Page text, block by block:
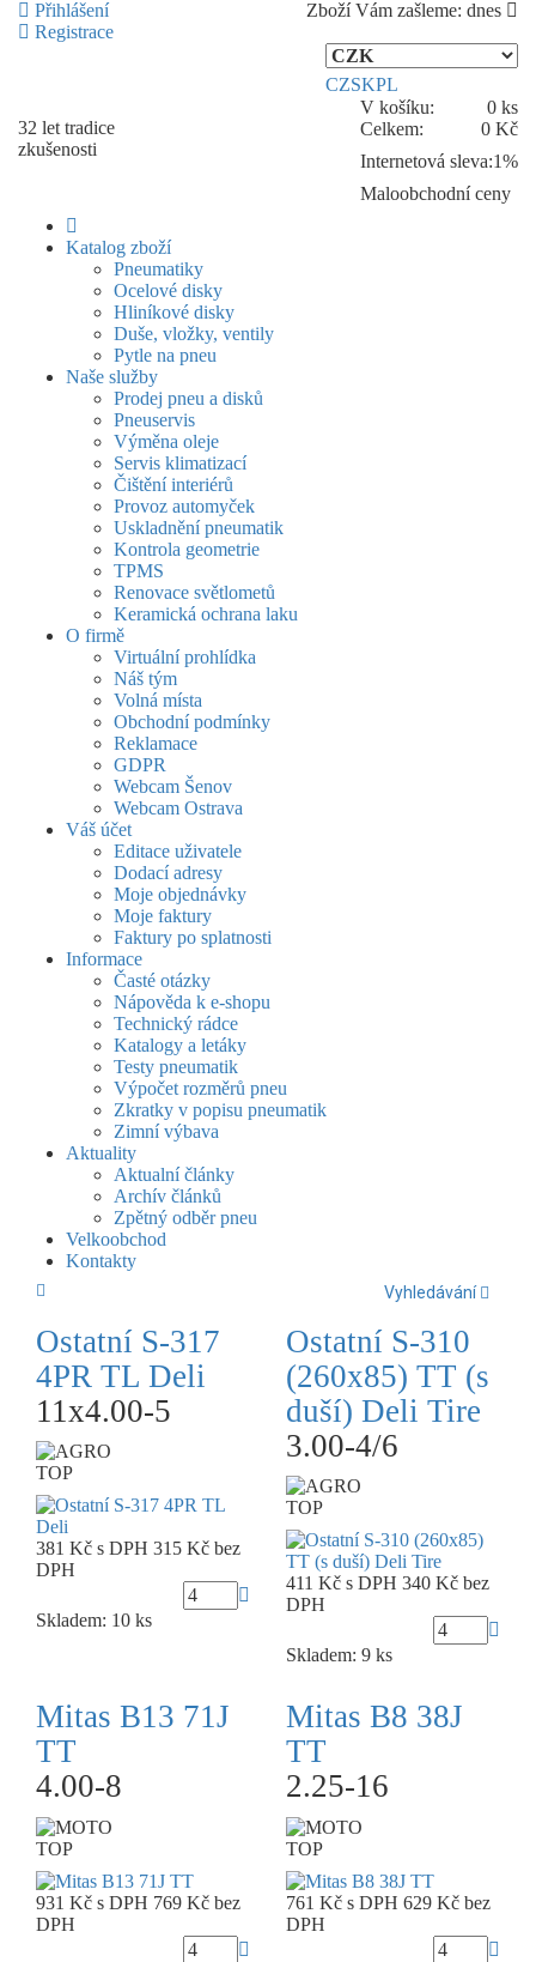
Přihlášení
Registrace
Zboží Vám zašleme: dnes
CZSKPL
32 let tradice
zkušenosti
V košíku:
0 ks
Celkem:
0 Kč
Internetová sleva:1%
Maloobchodní ceny
Katalog zboží
Pneumatiky
Ocelové disky
Hliníkové disky
Duše, vložky, ventily
Pytle na pneu
Naše služby
Prodej pneu a disků
Pneuservis
Výměna oleje
Servis klimatizací
Čištění interiérů
Provoz automyček
Uskladnění pneumatik
Kontrola geometrie
TPMS
Renovace světlometů
Keramická ochrana laku
O firmě
Virtuální prohlídka
Náš tým
Volná místa
Obchodní podmínky
Reklamace
GDPR
Webcam Šenov
Webcam Ostrava
Váš účet
Editace uživatele
Dodací adresy
Moje objednávky
Moje faktury
Faktury po splatnosti
Informace
Časté otázky
Nápověda k e-shopu
Technický rádce
Katalogy a letáky
Testy pneumatik
Výpočet rozměrů pneu
Zkratky v popisu pneumatik
Zimní výbava
Aktuality
Aktualní články
Archív článků
Zpětný odběr pneu
Velkoobchod
Kontakty
Vyhledávání
Ostatní S-317
4PR TL Deli
11x4.00-5
TOP
381 Kč s DPH 315 Kč bez
DPH
Skladem: 10 ks
Ostatní S-310
(260x85) TT (s
duší) Deli Tire
3.00-4/6
TOP
411 Kč s DPH 340 Kč bez
DPH
Skladem: 9 ks
Mitas B13 71J
TT
4.00-8
TOP
931 Kč s DPH 769 Kč bez
DPH
Mitas B8 38J
TT
2.25-16
TOP
761 Kč s DPH 629 Kč bez
DPH